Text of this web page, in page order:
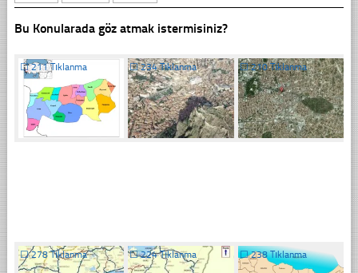
Bu Konularada göz atmak istermisiniz?
☐211 Tıklanma ☐234 Tıklanma ☐210 Tıklanma
☐278 Tıklanma ☐224 Tıklanma ☐238 Tıklanma